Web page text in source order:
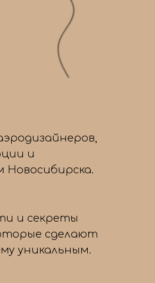
и
и секреты
сделают
уникальным.